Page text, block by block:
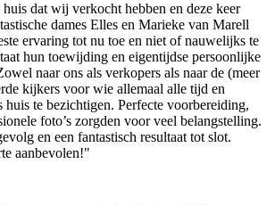
dat wij verkocht hebben en deze keer
dames Elles en Marieke van Marell
ervaring tot nu toe en niet of nauwelijks te
hun toewijding en eigentijdse persoonlijke
naar ons als verkopers als naar de (meer
kijkers voor wie allemaal alle tijd en
huis te bezichtigen. Perfecte voorbereiding,
foto’s zorgden voor veel belangstelling.
en een fantastisch resultaat tot slot.
aanbevolen!"